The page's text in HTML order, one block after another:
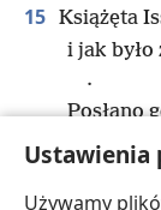
Ustawienia
Używamy
15 Książęta
i jak było
.
Posłano
Ale w